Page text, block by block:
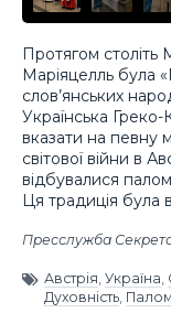
Протягом століть
Маріяцелль була
слов’янських
Українська
вказати на певну
світової війни в
відбувалися
Ця традиція була
Пресслужба
Австрія Україна
Духовність